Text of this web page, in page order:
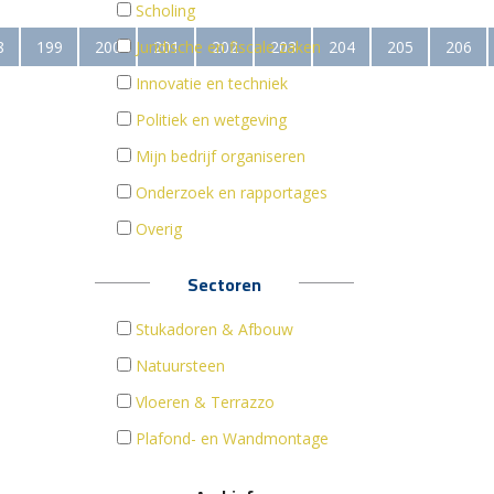
199 200 201 202 203 204 205 206
Scholing
Juridische en fiscale zaken
Innovatie en techniek
Politiek en wetgeving
Mijn bedrijf organiseren
Onderzoek en rapportages
Overig
Sectoren
Stukadoren & Afbouw
Natuursteen
Vloeren & Terrazzo
Plafond- en Wandmontage